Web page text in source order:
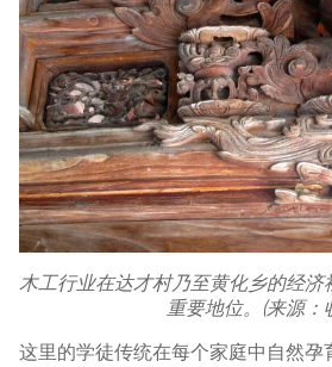
木工行业在达才村乃至黄化乡的经济
重要地位。(来源：
这里的学徒传统在每个家庭中自然孕